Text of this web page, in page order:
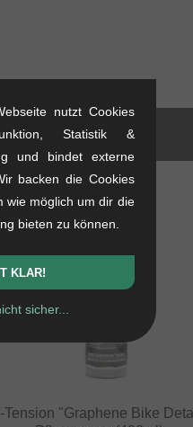
Tension "Graphene Bike
nutzt Cookies
Statistik &
und bindet externe
backen die Cookies
wie möglich um dir die
bieten zu können.
KLAR!
sicher...